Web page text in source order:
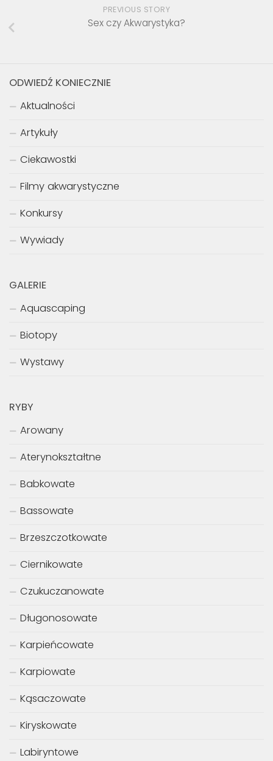
PREVIOUS STORY
Sex czy Akwarystyka?
ODWIEDŹ KONIECZNIE
Aktualności
Artykuły
Ciekawostki
Filmy akwarystyczne
Konkursy
Wywiady
GALERIE
Aquascaping
Biotopy
Wystawy
RYBY
Arowany
Aterynokształtne
Babkowate
Bassowate
Brzeszczotkowate
Ciernikowate
Czukuczanowate
Długonosowate
Karpieńcowate
Karpiowate
Kąsaczowate
Kiryskowate
Labiryntowe